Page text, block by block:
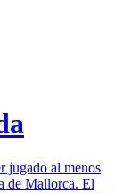
jugado al menos
de Mallorca. El